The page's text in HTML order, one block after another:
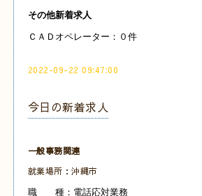
その他新着求人
ＣＡＤオペレーター：０件
2022-09-22 09:47:00
今日の新着求人
一般事務関連
就業場所：沖縄市
職 種：電話応対業務